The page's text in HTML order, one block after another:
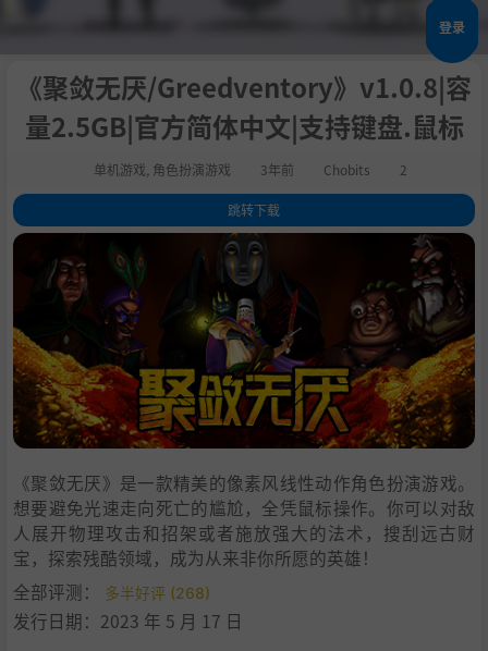
登录
《聚敛无厌/Greedventory》v1.0.8|容
量2.5GB|官方简体中文|支持键盘.鼠标
单机游戏 角色扮演游戏 3年前 Chobits 2
跳转下载
1.关于这款游戏
系统需求
支持作者
学习版下载
《聚敛无厌》是一款精美的像素风线性动作角色扮演游戏。
想要避免光速走向死亡的尴尬，全凭鼠标操作。你可以对敌
人展开物理攻击和招架或者施放强大的法术，搜刮远古财
宝，探索残酷领域，成为从来非你所愿的英雄！
全部评测：
多半好评 (268)
发行日期：2023 年 5 月 17 日